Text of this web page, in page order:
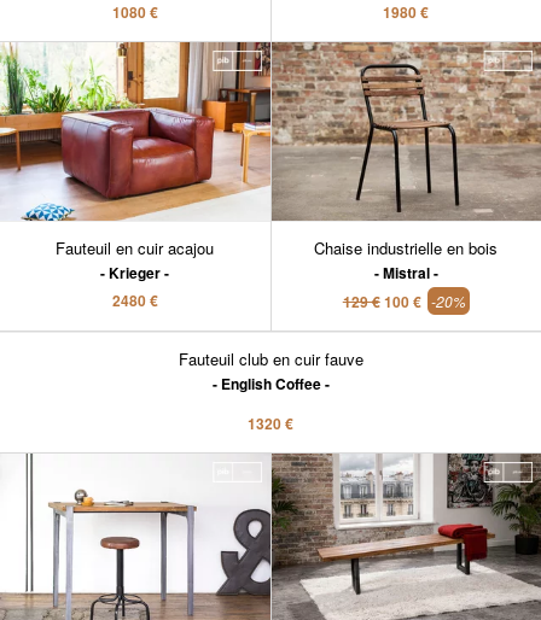
1080 €
1980 €
Fauteuil en cuir acajou
Krieger
2480 €
Fauteuil club en cuir fauve
English Coffee
1320 €
Chaise industrielle en bois
Mistral
129 €100 € -20%